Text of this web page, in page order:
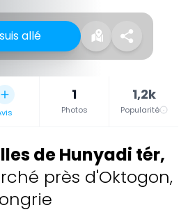
allé
1
Photos
1,2k
Popularité
de Hunyadi tér,
près d'Oktogon,